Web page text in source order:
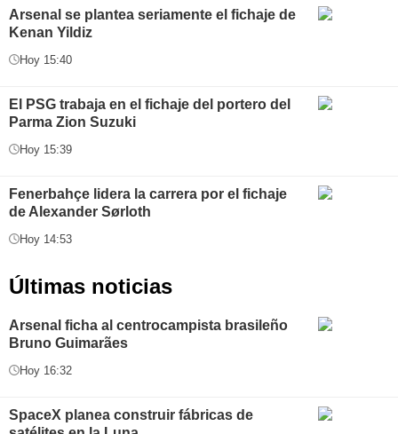
Arsenal se plantea seriamente el fichaje de
Kenan Yildiz
Hoy 15:40
El PSG trabaja en el fichaje del portero del
Parma Zion Suzuki
Hoy 15:39
Fenerbahçe lidera la carrera por el fichaje
de Alexander Sørloth
Hoy 14:53
Últimas noticias
Arsenal ficha al centrocampista brasileño
Bruno Guimarães
Hoy 16:32
SpaceX planea construir fábricas de